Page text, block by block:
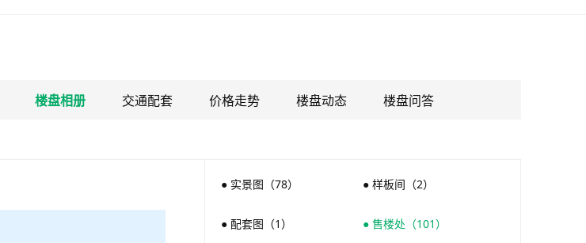
楼盘相册 交通配套 价格走势 楼盘动态 楼盘问答
● 实景图（78） ● 样板间（2）
● 配套图（1） ● 售楼处（101）